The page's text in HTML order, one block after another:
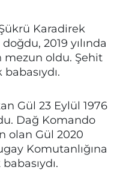
Karadirek
2019 yılında
mezun oldu. Şehit
Gül 23 Eylül 1976
Dağ Komando
olan Gül 2020
Komutanlığına